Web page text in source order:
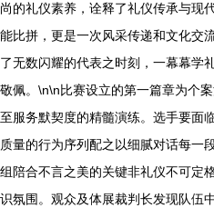
尚的礼仪素养，诠释了礼仪传承与现
能比拼，更是一次风采传递和文化交
了无数闪耀的代表之时刻，一幕幕学
敬佩。\n\n比赛设立的第一篇章为个
至服务默契度的精髓演练。选手要面
质量的行为序列配之以细腻对话每
组陪合不言之美的关键非礼仪不可定
识氛围。观众及体展裁判长发现队伍